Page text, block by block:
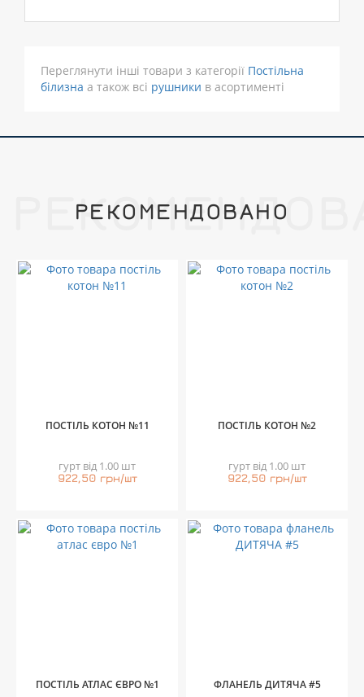
Переглянути інші товари з категорії Постільна
білизна а також всі рушники в асортименті
РЕКОМЕНДОВАНО
ПОСТІЛЬ КОТОН №11
гурт від 1.00 шт
922,50 грн/шт
ПОСТІЛЬ КОТОН №2
гурт від 1.00 шт
922,50 грн/шт
ПОСТІЛЬ АТЛАС ЄВРО №1 ФЛАНЕЛЬ ДИТЯЧА #5